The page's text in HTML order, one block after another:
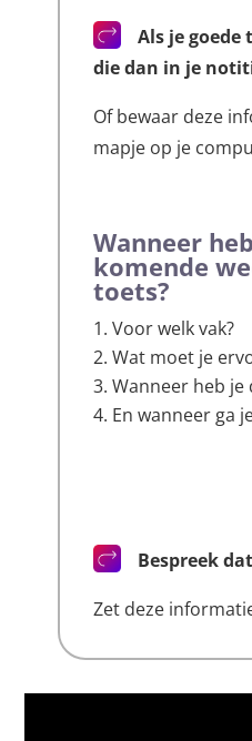
Als je
die dan in je
Of bewaar deze
mapje op je
Wanneer
komende
toets?
Voor welk vak?
Wat moet je
Wanneer heb je
En wanneer ga
Bespreek
Zet deze